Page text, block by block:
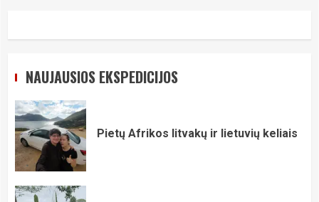
NAUJAUSIOS EKSPEDICIJOS
Pietų Afrikos litvakų ir lietuvių keliais